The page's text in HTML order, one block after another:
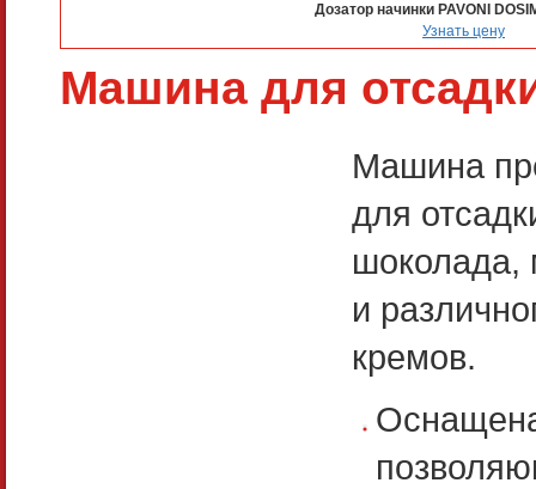
Дозатор начинки PAVONI
Узнать цену
Машина для
Машина
для
шоколада,
и
кремов.